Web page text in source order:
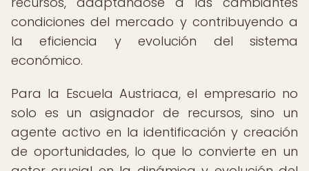
condiciones del mercado y contribuyendo a
la eficiencia y evolución del sistema
económico.
Para la Escuela Austriaca, el empresario no
solo es un asignador de recursos, sino un
agente activo en la identificación y creación
de oportunidades, lo que lo convierte en un